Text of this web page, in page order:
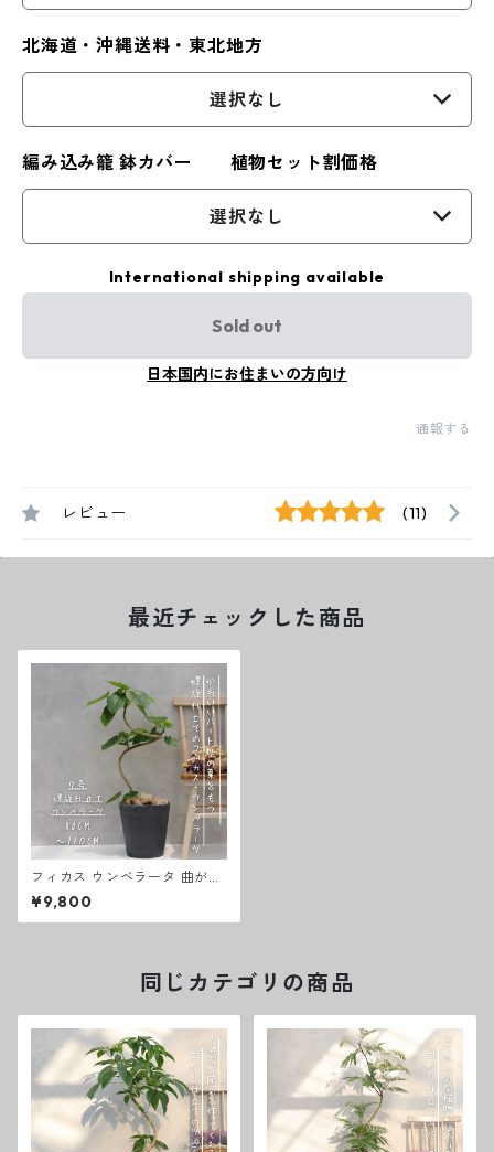
北海道・沖縄送料・東北地方
選択なし
編み込み籠 鉢カバー 植物セット割価格
選択なし
International shipping available
Sold out
日本国内にお住まいの方向け
通報する
レビュー (11)
最近チェックした商品
フィカス ウンベラータ 曲がり
螺旋 仕立て ゴムの木 お祝い
ギフト 開店祝い ラッピング 無
料 観葉植物 プレゼント お中元
¥9,800
同じカテゴリの商品